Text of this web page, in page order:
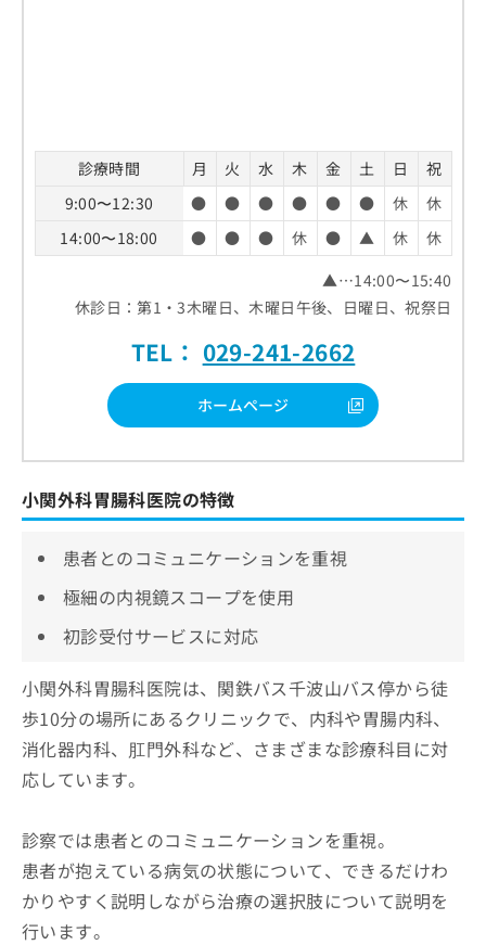
診療時間 月 火 水 木 金 土 日
祝
9:00〜12:30
● ● ● ● ● ● 休
休
14:00〜18:00
● ● ● 休 ● ▲ 休
休
▲…14:00〜15:40
休診日：第1・3木曜日、木曜日午後、日曜日、祝祭日
TEL： 029-241-2662
ホームページ
小関外科胃腸科医院の特徴
患者とのコミュニケーションを重視
極細の内視鏡スコープを使用
初診受付サービスに対応
小関外科胃腸科医院は、関鉄バス千波山バス停から徒
歩10分の場所にあるクリニックで、内科や胃腸内科、
消化器内科、肛門外科など、さまざまな診療科目に対
応しています。
診察では患者とのコミュニケーションを重視。
患者が抱えている病気の状態について、できるだけわ
かりやすく説明しながら治療の選択肢について説明を
行います。